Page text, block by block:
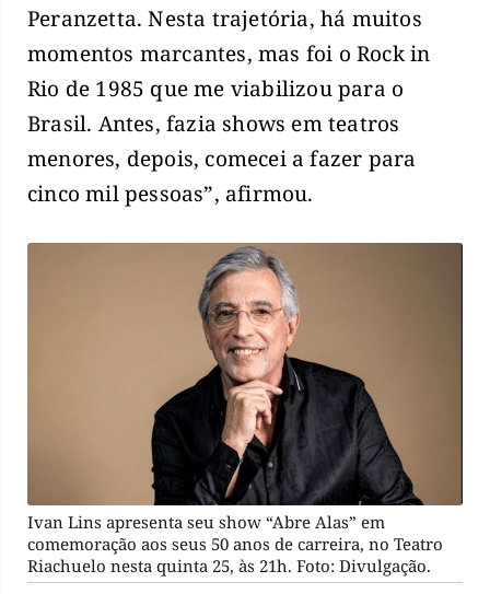
Peranzetta. Nesta trajetória, há muitos
momentos marcantes, mas foi o Rock in
Rio de 1985 que me viabilizou para o
Brasil. Antes, fazia shows em teatros
menores, depois, comecei a fazer para
cinco mil pessoas”, afirmou.
Ivan Lins apresenta seu show “Abre Alas” em
comemoração aos seus 50 anos de carreira, no Teatro
Riachuelo nesta quinta 25, às 21h. Foto: Divulgação.